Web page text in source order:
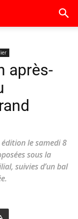
après-
le samedi 8
sous la
suivies d’un bal